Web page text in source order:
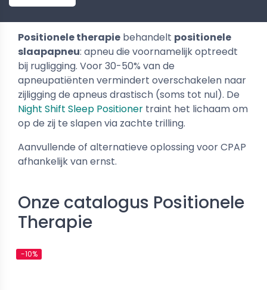
CARA - Volledig
-10%
Nieuw
Positionele therapie behandelt positionele
slaapapneu: apneu die voornamelijk optreedt
bij rugligging. Voor 30-50% van de
apneupatiënten vermindert overschakelen naar
zijligging de apneus drastisch (soms tot nul). De
Night Shift Sleep Positioner traint het lichaam om
op de zij te slapen via zachte trilling.
Aanvullende of alternatieve oplossing voor CPAP
afhankelijk van ernst.
Onze catalogus Positionele
Therapie
-10%